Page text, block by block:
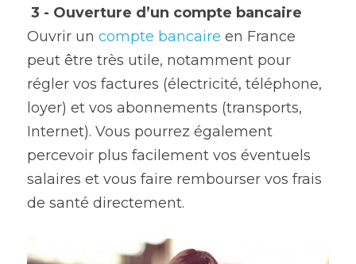
3 - Ouverture d’un compte bancaire
Ouvrir un compte bancaire en France
peut être très utile, notamment pour
régler vos factures (électricité, téléphone,
loyer) et vos abonnements (transports,
Internet). Vous pourrez également
percevoir plus facilement vos éventuels
salaires et vous faire rembourser vos frais
de santé directement.